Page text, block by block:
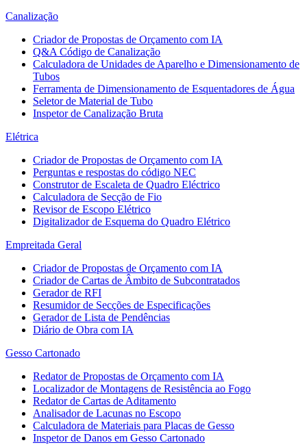
Canalização
Criador de Propostas de Orçamento com IA
Q&A Código de Canalização
Calculadora de Unidades de Aparelho e Dimensionamento de
Tubos
Ferramenta de Dimensionamento de Esquentadores de Água
Seletor de Material de Tubo
Inspetor de Canalização Bruta
Elétrica
Criador de Propostas de Orçamento com IA
Perguntas e respostas do código NEC
Construtor de Escaleta de Quadro Eléctrico
Calculadora de Secção de Fio
Revisor de Escopo Elétrico
Digitalizador de Esquema do Quadro Elétrico
Empreitada Geral
Criador de Propostas de Orçamento com IA
Criador de Cartas de Âmbito de Subcontratados
Gerador de RFI
Resumidor de Secções de Especificações
Gerador de Lista de Pendências
Diário de Obra com IA
Gesso Cartonado
Redator de Propostas de Orçamento com IA
Localizador de Montagens de Resistência ao Fogo
Redator de Cartas de Aditamento
Analisador de Lacunas no Escopo
Calculadora de Materiais para Placas de Gesso
Inspetor de Danos em Gesso Cartonado